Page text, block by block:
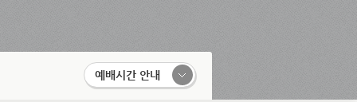
예배시간 안내